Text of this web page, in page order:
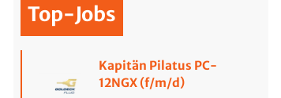
Top-Jobs
Kapitän Pilatus PC-
12NGX (f/m/d)